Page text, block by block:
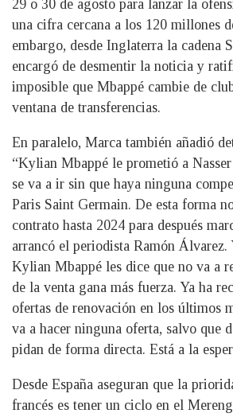
29 o 30 de agosto para lanzar la
una cifra cercana a los 120 millones
embargo, desde Inglaterra la cadena
encargó de desmentir la noticia y
imposible que Mbappé cambie de
ventana de transferencias.
En paralelo, Marca también añadió
“Kylian Mbappé le prometió a
se va a ir sin que haya ninguna
Paris Saint Germain. De esta forma
contrato hasta 2024 para después
arrancó el periodista Ramón Álvarez.
Kylian Mbappé les dice que no va a
de la venta gana más fuerza. Ya ha
ofertas de renovación en los últimos
va a hacer ninguna oferta, salvo que
pidan de forma directa. Está a la
Desde España aseguran que la
francés es tener un ciclo en el